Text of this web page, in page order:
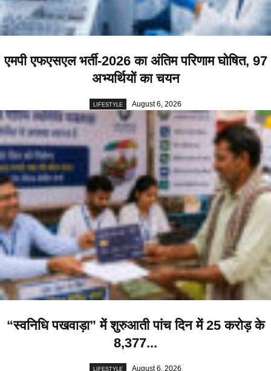
एमपी एफएसएल भर्ती-2026 का अंतिम परिणाम घोषित, 97
अभ्यर्थियों का चयन
LIFESTYLE August 6, 2026
“स्वनिधि पखवाड़ा” में शुरुआती पांच दिन में 25 करोड़ के
8,377...
LIFESTYLE August 6, 2026